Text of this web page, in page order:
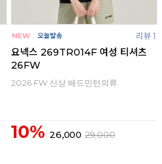
리뷰 1
요넥스 269TR014F 여성 티셔츠
26FW
2026 FW 신상 배드민턴의류
10% 26,000 29,000